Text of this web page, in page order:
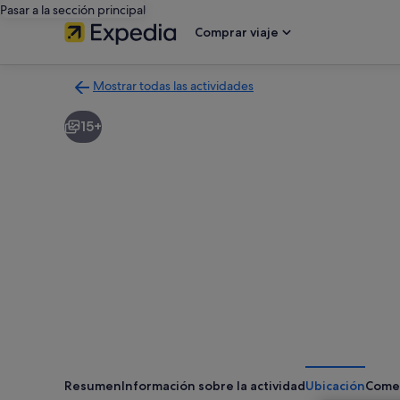
Pasar a la sección principal
Comprar viaje
Mostrar todas las actividades
a
la
15+
ResumenInformación sobre la actividadUbicación